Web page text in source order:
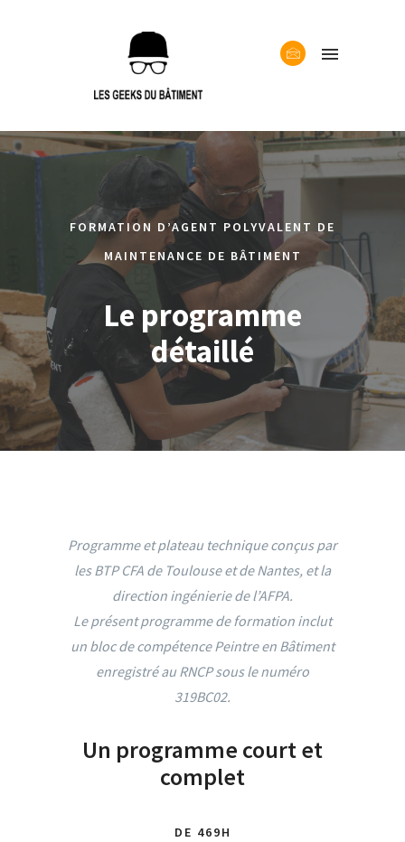
FORMATION D’AGENT POLYVALENT DE
MAINTENANCE DE BÂTIMENT
Le programme
détaillé
Programme et plateau technique conçus par
les BTP CFA de Toulouse et de Nantes, et la
direction ingénierie de l’AFPA.
Le présent programme de formation inclut
un bloc de compétence Peintre en Bâtiment
enregistré au RNCP sous le numéro
319BC02.
Un programme court et
complet
DE 469H